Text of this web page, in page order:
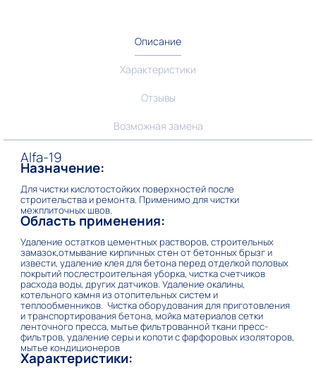
Описание
Характеристики
Отзывы
Возможная замена
Alfa-19
Назначение:
Для чистки кислотостойких поверхностей после
строительства и ремонта. Применимо для чистки
межплиточных швов.
Область применения:
Удаление остатков цементных растворов, строительных
замазок,отмывание кирпичных стен от бетонных брызг и
извести, удаление клея для бетона перед отделкой половых
покрытий послестроительная уборка, чистка счетчиков
расхода воды, других датчиков. Удаление окалины,
котельного камня из отопительных систем и
теплообменников. Чистка оборудования для приготовления
и транспортирования бетона, мойка материалов сетки
ленточного пресса, мытье фильтрованной ткани пресс-
фильтров, удаление серы и копоти с фарфоровых изоляторов,
мытье кондиционеров
Характеристики: